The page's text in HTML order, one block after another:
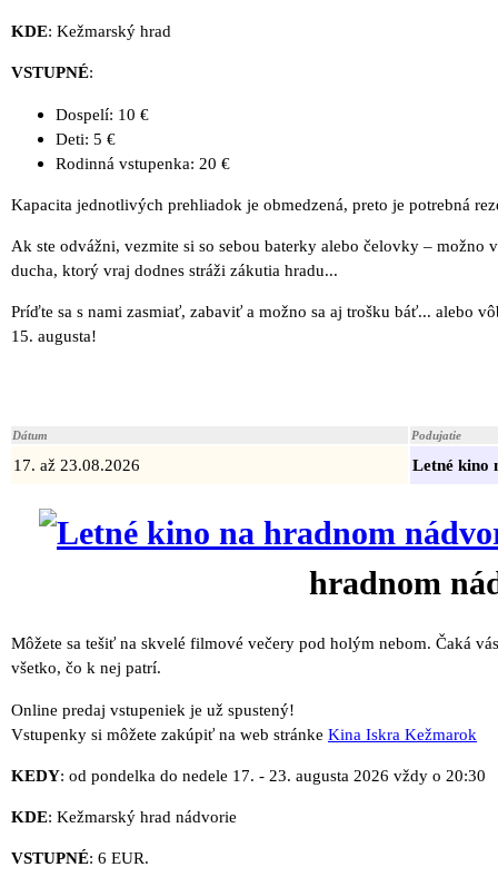
KDE: Kežmarský hrad
VSTUPNÉ:
Dospelí: 10 €
Deti: 5 €
Rodinná vstupenka: 20 €
Kapacita jednotlivých prehliadok je obmedzená, preto je potrebná
Ak ste odvážni, vezmite si so sebou baterky alebo čelovky –
ducha, ktorý vraj dodnes stráži zákutia hradu...
Príďte sa s nami zasmiať, zabaviť a možno sa aj trošku báť... alebo
15. augusta!
Dátum Podujatie
17. až 23.08.2026 Letné kino
hradnom
Môžete sa tešiť na skvelé filmové večery pod holým nebom. Čaká
všetko, čo k nej patrí.
Online predaj vstupeniek je už spustený!
Vstupenky si môžete zakúpiť na web stránke Kina Iskra Kežmarok
KEDY: od pondelka do nedele 17. - 23. augusta 2026 vždy o 20:30
KDE: Kežmarský hrad nádvorie
VSTUPNÉ: 6 EUR.